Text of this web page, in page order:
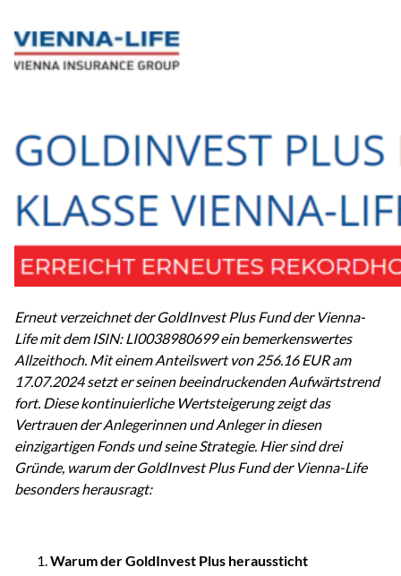
Erneut verzeichnet der GoldInvest Plus Fund der Vienna-
Life mit dem ISIN: LI0038980699 ein bemerkenswertes
Allzeithoch. Mit einem Anteilswert von 256.16 EUR am
17.07.2024 setzt er seinen beeindruckenden Aufwärtstrend
fort. Diese kontinuierliche Wertsteigerung zeigt das
Vertrauen der Anlegerinnen und Anleger in diesen
einzigartigen Fonds und seine Strategie. Hier sind drei
Gründe, warum der GoldInvest Plus Fund der Vienna-Life
besonders herausragt:
Warum der GoldInvest Plus heraussticht